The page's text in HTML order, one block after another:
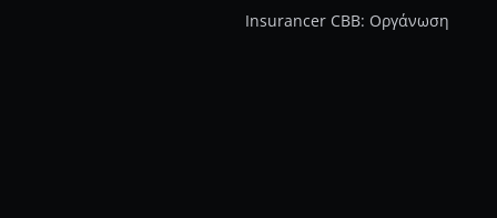
Insurancer CBB: Οργάνωση